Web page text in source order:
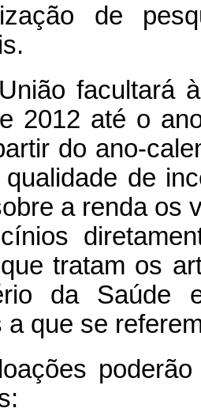
de
facultará
2012 até o
do ano-
de
a renda os
tratam os
da Saúde
que se